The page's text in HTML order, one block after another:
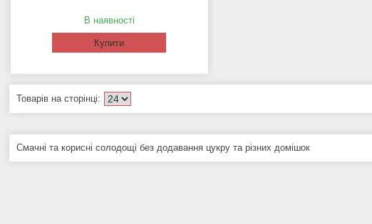
В наявності
Купити
Смачні та корисні солодощі без додавання цукру та різних домішок